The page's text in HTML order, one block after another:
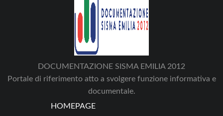
DOCUMENTAZIONE SISMA EMILIA 2012
Portale di riferimento atto a svolgere funzione informativa e
documentale.
HOMEPAGE